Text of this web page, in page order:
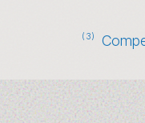
(3)